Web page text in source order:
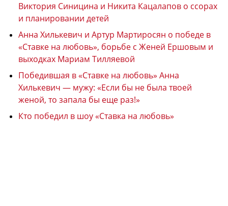
Виктория Синицина и Никита Кацалапов о ссорах
и планировании детей
Анна Хилькевич и Артур Мартиросян о победе в
«Ставке на любовь», борьбе с Женей Ершовым и
выходках Мариам Тилляевой
Победившая в «Ставке на любовь» Анна
Хилькевич — мужу: «Если бы не была твоей
женой, то запала бы еще раз!»
Кто победил в шоу «Ставка на любовь»